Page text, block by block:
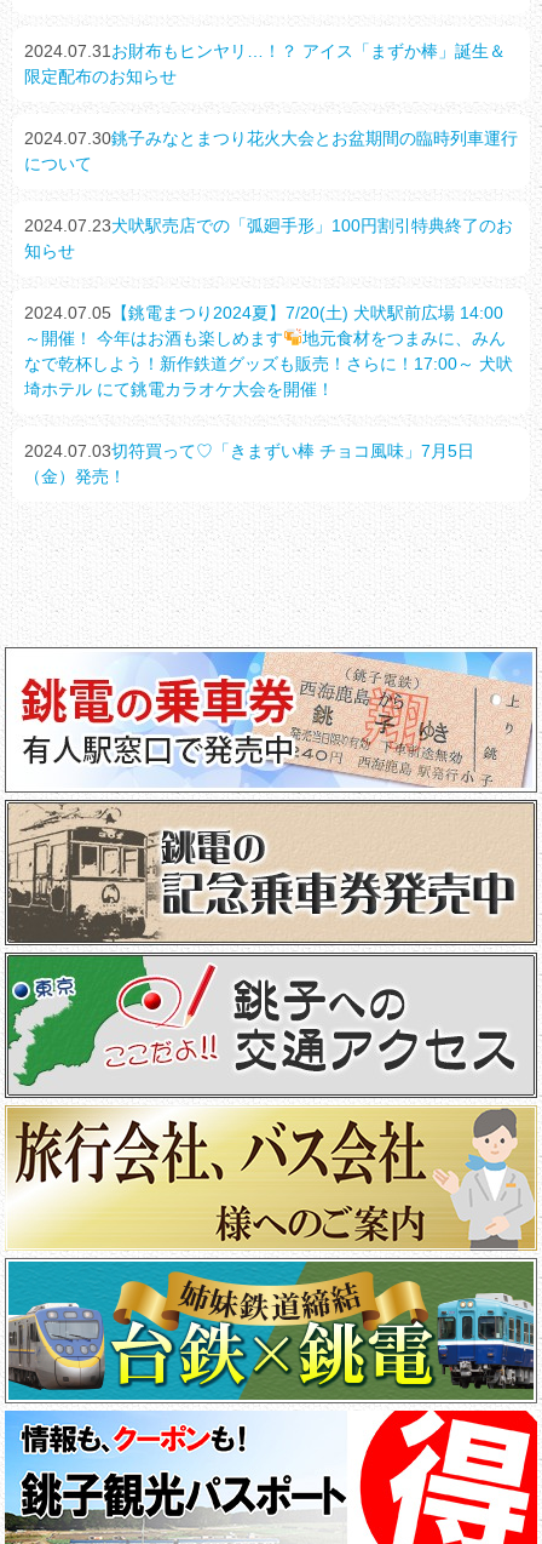
2024.07.31 お財布もヒンヤリ…！？ アイス「まずか棒」誕生＆
限定配布のお知らせ
2024.07.30銚子みなとまつり花火大会とお盆期間の臨時列車運行
について
2024.07.23犬吠駅売店での「弧廻手形」100円割引特典終了のお
知らせ
2024.07.05 【銚電まつり2024夏】7/20(土) 犬吠駅前広場 14:00
～開催！ 今年はお酒も楽しめます
地元食材をつまみに、みん
なで乾杯しよう！新作鉄道グッズも販売！さらに！17:00～ 犬吠
埼ホテル にて銚電カラオケ大会を開催！
2024.07.03切符買って♡「きまずい棒 チョコ風味」7月5日
（金）発売！